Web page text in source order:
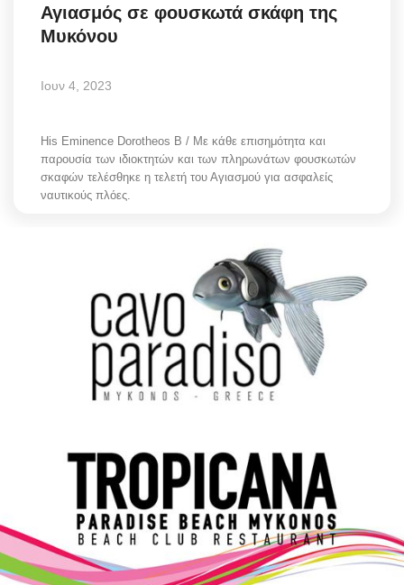
Σεβασμιώτατος Δωρόθεος Β’
L’Art des Sens
Local Elections 2023
Elections 2023
Αγιασμός σε φουσκωτά σκάφη της
Μυκόνου
Ιουν 4, 2023
His Eminence Dorotheos B / Με κάθε επισημότητα και
παρουσία των ιδιοκτητών και των πληρωνάτων φουσκωτών
σκαφών τελέσθηκε η τελετή του Αγιασμού για ασφαλείς
ναυτικούς πλόες.